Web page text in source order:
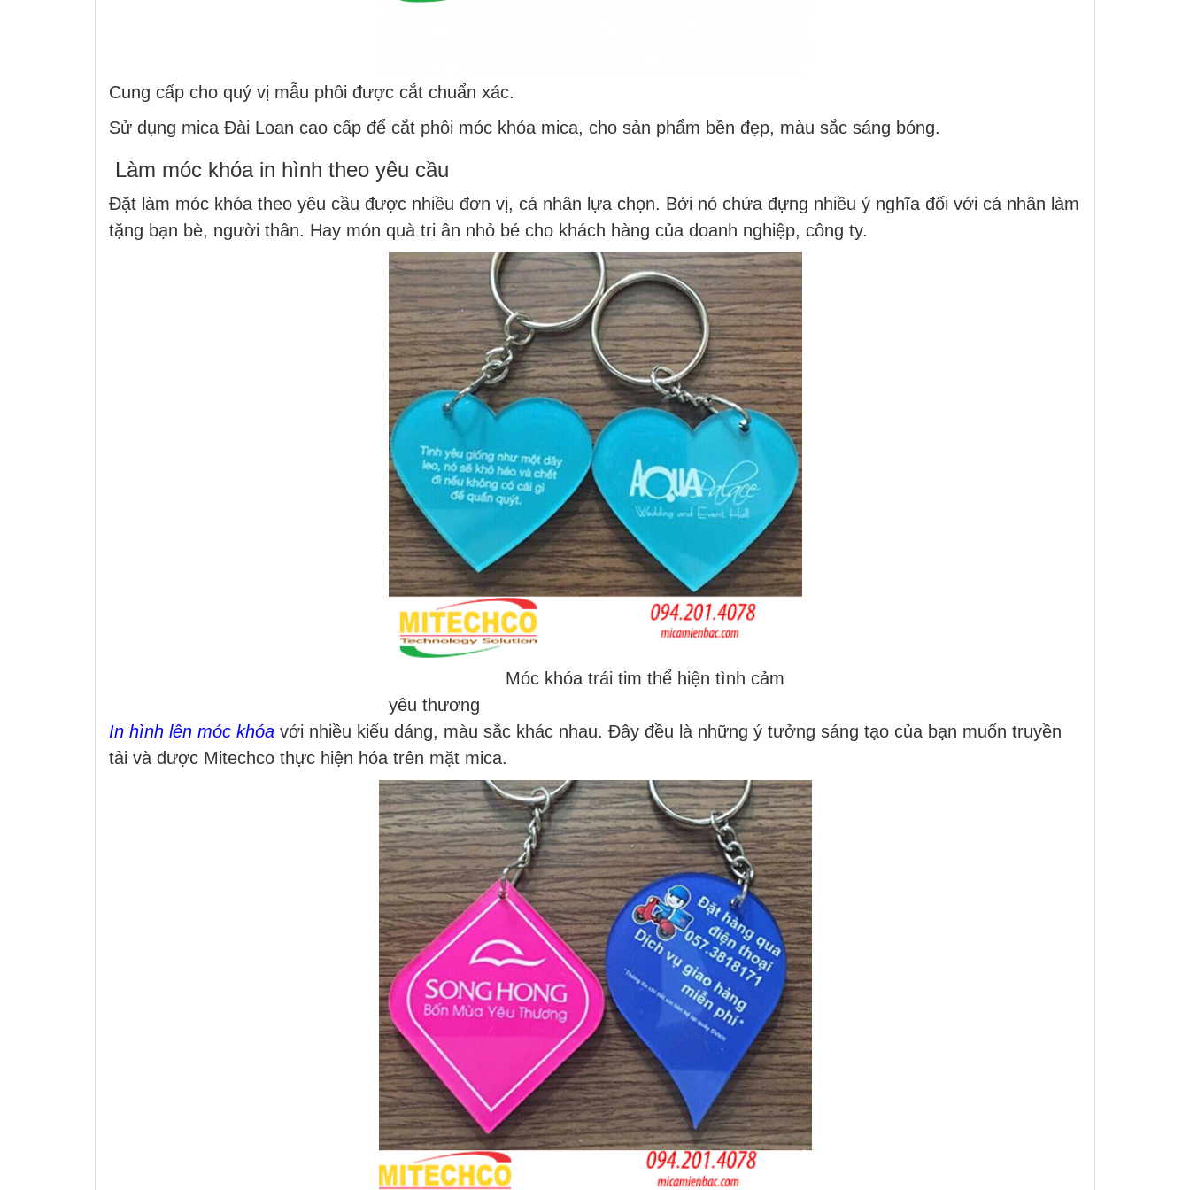
Cung cấp cho quý vị mẫu phôi được cắt chuẩn xác.
Sử dụng mica Đài Loan cao cấp để cắt phôi móc khóa mica, cho sản phẩm bền đẹp, màu sắc sáng bóng.
Làm móc khóa in hình theo yêu cầu
Đặt làm móc khóa theo yêu cầu được nhiều đơn vị, cá nhân lựa chọn. Bởi nó chứa đựng nhiều ý nghĩa đối với cá nhân làm
tặng bạn bè, người thân. Hay món quà tri ân nhỏ bé cho khách hàng của doanh nghiệp, công ty.
Móc khóa trái tim thể hiện tình cảm
yêu thương
In hình lên móc khóa với nhiều kiểu dáng, màu sắc khác nhau. Đây đều là những ý tưởng sáng tạo của bạn muốn truyền
tải và được Mitechco thực hiện hóa trên mặt mica.